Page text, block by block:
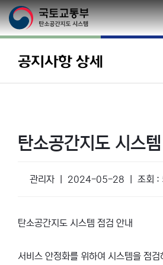
공지사항 상세
탄소공간지도 시스
관리자 ㅣ 2024-05-28 ㅣ 조회 :
탄소공간지도 시스템 점검 안내
서비스 안정화를 위하여 시스템을 점